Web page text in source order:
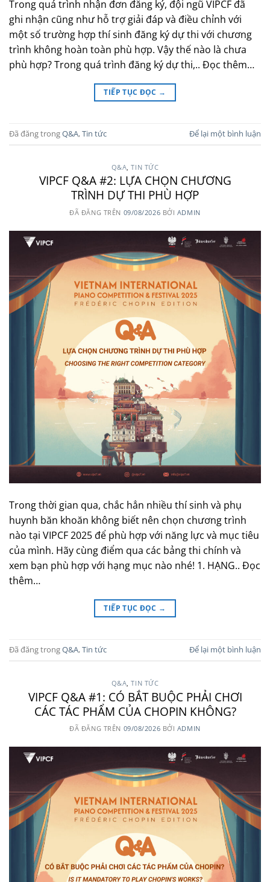
Trong quá trình nhận đơn đăng ký, đội ngũ VIPCF đã
ghi nhận cũng như hỗ trợ giải đáp và điều chỉnh với
một số trường hợp thí sinh đăng ký dự thi với chương
trình không hoàn toàn phù hợp. Vậy thế nào là chưa
phù hợp? Trong quá trình đăng ký dự thi,.. Đọc thêm…
TIẾP TỤC ĐỌC →
Đã đăng trongQ&A,Tin tức Để lại một bình luận
Q&A ,TIN TỨC
VIPCF Q&A #2: LỰA CHỌN CHƯƠNG
TRÌNH DỰ THI PHÙ HỢP
ĐÃ ĐĂNG TRÊN 09/08/2026 BỞI ADMIN
Trong thời gian qua, chắc hẳn nhiều thí sinh và phụ
huynh băn khoăn không biết nên chọn chương trình
nào tại VIPCF 2025 để phù hợp với năng lực và mục tiêu
của mình. Hãy cùng điểm qua các bảng thi chính và
xem bạn phù hợp với hạng mục nào nhé! 1. HẠNG.. Đọc
thêm…
TIẾP TỤC ĐỌC →
Đã đăng trongQ&A,Tin tức Để lại một bình luận
Q&A ,TIN TỨC
VIPCF Q&A #1: CÓ BẮT BUỘC PHẢI CHƠI
CÁC TÁC PHẨM CỦA CHOPIN KHÔNG?
ĐÃ ĐĂNG TRÊN 09/08/2026 BỞI ADMIN